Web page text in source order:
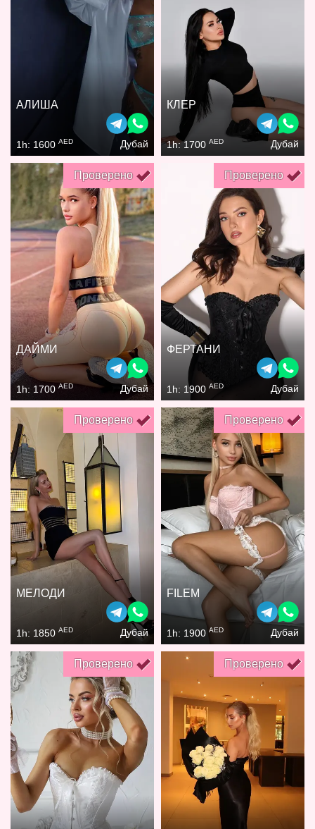
АЛИША
1h: 1600 AED Дубай
КЛЕР
1h: 1700 AED Дубай
Проверено
ДАЙМИ
1h: 1700 AED Дубай
Проверено
ФЕРТАНИ
1h: 1900 AED Дубай
Проверено
МЕЛОДИ
1h: 1850 AED Дубай
Проверено
FILEM
1h: 1900 AED Дубай
Проверено Проверено